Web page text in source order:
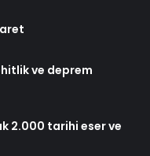
ve deprem
2.000 tarihi eser ve